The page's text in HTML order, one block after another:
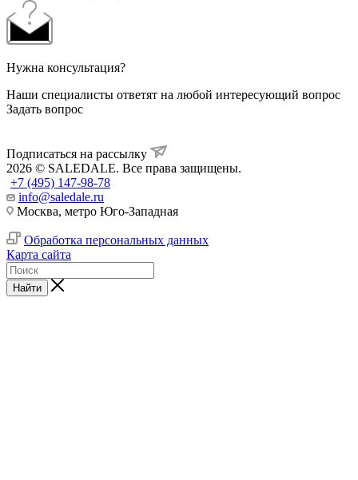
Нужна консультация?
Наши специалисты ответят на любой интересующий вопрос
Задать вопрос
Подписаться на рассылку
2026 © SALEDALE. Все права защищены.
+7 (495) 147-98-78
info@saledale.ru
Москва, метро Юго-Западная
Обработка персональных данных
Карта сайта
Найти